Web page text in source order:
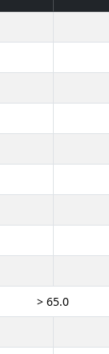
> 65.0